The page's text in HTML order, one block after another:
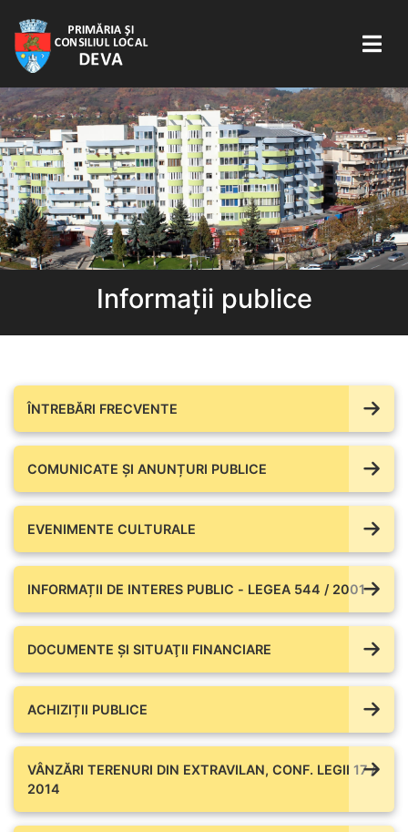
Informații publice
ÎNTREBĂRI FRECVENTE
COMUNICATE ŞI ANUNȚURI PUBLICE
EVENIMENTE CULTURALE
INFORMAȚII DE INTERES PUBLIC - LEGEA 544 / 2001
DOCUMENTE ŞI SITUAŢII FINANCIARE
ACHIZIȚII PUBLICE
VÂNZĂRI TERENURI DIN EXTRAVILAN, CONF. LEGII 17 /
2014